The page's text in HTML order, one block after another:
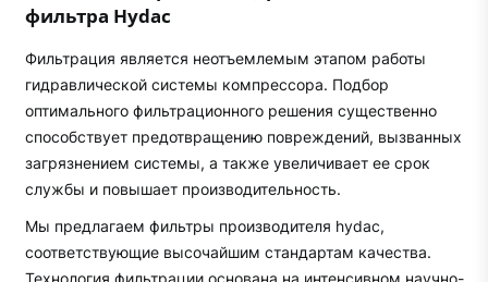
фильтра Hydac
Фильтрация является неотъемлемым этапом работы
гидравлической системы компрессора. Подбор
оптимального фильтрационного решения существенно
способствует предотвращению повреждений, вызванных
загрязнением системы, а также увеличивает ее срок
службы и повышает производительность.
Мы предлагаем фильтры производителя hydac,
соответствующие высочайшим стандартам качества.
Технология фильтрации основана на интенсивном научно-